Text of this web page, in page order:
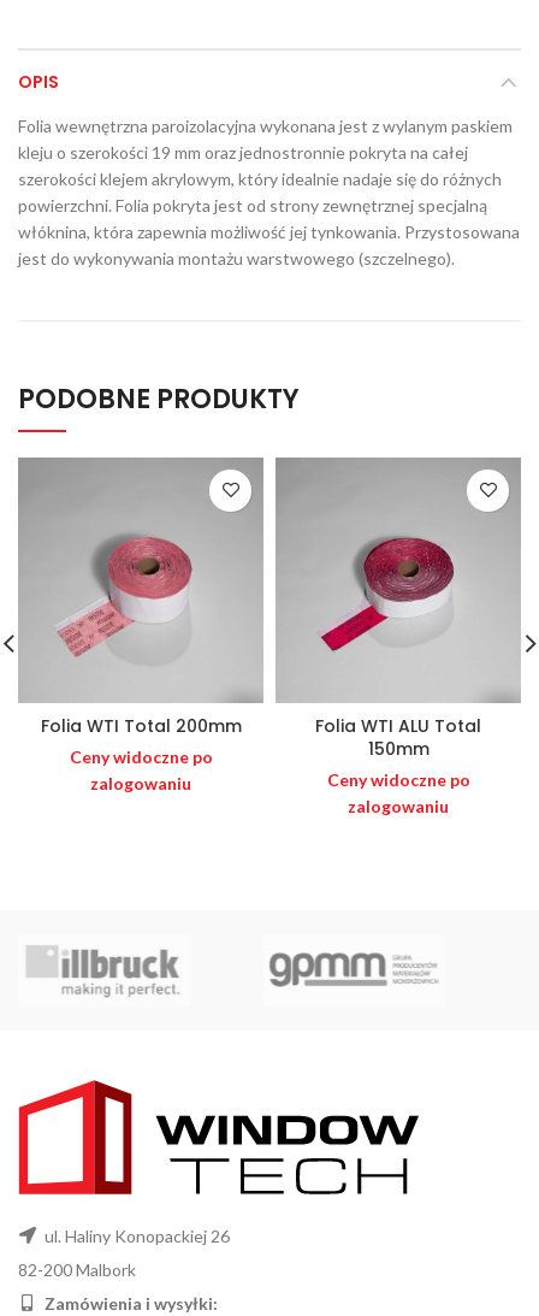
OPIS
Folia wewnętrzna paroizolacyjna wykonana jest z wylanym paskiem
kleju o szerokości 19 mm oraz jednostronnie pokryta na całej
szerokości klejem akrylowym, który idealnie nadaje się do różnych
powierzchni. Folia pokryta jest od strony zewnętrznej specjalną
włóknina, która zapewnia możliwość jej tynkowania. Przystosowana
jest do wykonywania montażu warstwowego (szczelnego).
PODOBNE PRODUKTY
Folia WTI Total 200mm
Ceny widoczne po
zalogowaniu
Folia WTI ALU Total
150mm
Ceny widoczne po
zalogowaniu
ul. Haliny Konopackiej 26
82-200 Malbork
Zamówienia i wysyłki: